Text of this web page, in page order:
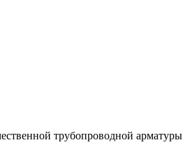
трубопроводной арматуры